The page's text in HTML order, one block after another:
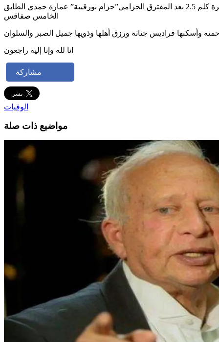
وتُعلم عائلتها وجميع العائلات المتصاهرة البكري، الشملي، دردور، وبن عبد الله بان التعازي ستقبل بمقر سكنى المرحومة الكائن بطريق سكرة كلم 2.5 بعد المفترق الحزامي”حزام بورقيبة” عمارة حمدي الطابق
الخامس صفاقس
انا لله وإنا إليه راجعون
مشاركة
الوفيات
مواضيع ذات صلة